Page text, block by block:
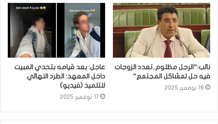
نائب:”الرجل مظلوم..تعدد الزوجات
فيه حل لمشاكل المجتمع”
18 نوفمبر 2025
عاجل: بعد قيامه بتحدي المبيت
داخل المعهد: الطرد النهائي
للتلميذ (فيديو)
17 نوفمبر 2025